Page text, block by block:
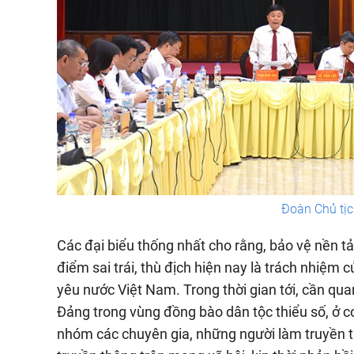
Đoàn Chủ
Các đại biểu thống nhất cho rằng, bảo vệ nền
điểm sai trái, thù địch hiện nay là trách nhiệm
yêu nước Việt Nam. Trong thời gian tới, cần
Đảng trong vùng đồng bào dân tộc thiểu số, ở
nhóm các chuyên gia, những người làm